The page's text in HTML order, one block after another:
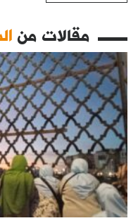
مقالات من